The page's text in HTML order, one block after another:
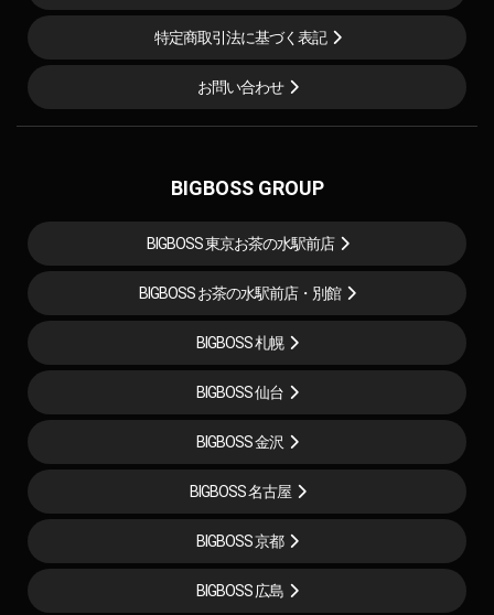
特定商取引法に基づく表記
お問い合わせ
BIGBOSS GROUP
BIGBOSS 東京お茶の水駅前店
BIGBOSS お茶の水駅前店・別館
BIGBOSS 札幌
BIGBOSS 仙台
BIGBOSS 金沢
BIGBOSS 名古屋
BIGBOSS 京都
BIGBOSS 広島